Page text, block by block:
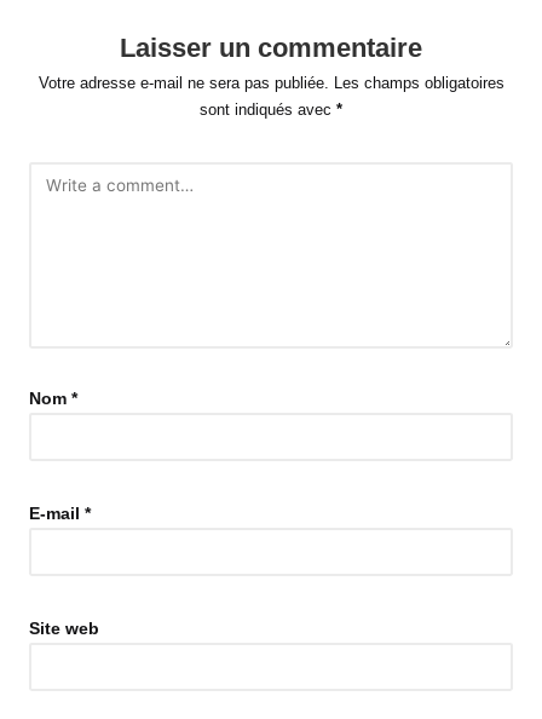
Laisser un commentaire
Votre adresse e-mail ne sera pas publiée.
Les champs obligatoires
sont indiqués avec *
Nom *
E-mail *
Site web